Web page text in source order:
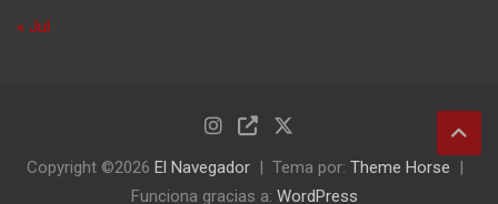
« Jul
Copyright ©2026 El Navegador Tema por: Theme Horse
Funciona gracias a: WordPress